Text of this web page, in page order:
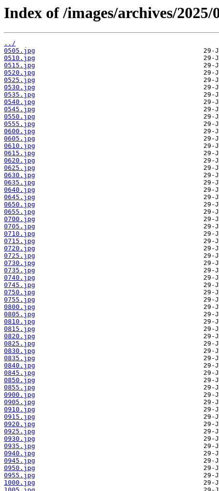
Index of /images/archives/2025/
../
0505.jpg
0510.jpg
0515.jpg
0520.jpg
0525.jpg
0530.jpg
0535.jpg
0540.jpg
0545.jpg
0550.jpg
0555.jpg
0600.jpg
0605.jpg
0610.jpg
0615.jpg
0620.jpg
0625.jpg
0630.jpg
0635.jpg
0640.jpg
0645.jpg
0650.jpg
0655.jpg
0700.jpg
0705.jpg
0710.jpg
0715.jpg
0720.jpg
0725.jpg
0730.jpg
0735.jpg
0740.jpg
0745.jpg
0750.jpg
0755.jpg
0800.jpg
0805.jpg
0810.jpg
0815.jpg
0820.jpg
0825.jpg
0830.jpg
0835.jpg
0840.jpg
0845.jpg
0850.jpg
0855.jpg
0900.jpg
0905.jpg
0910.jpg
0915.jpg
0920.jpg
0925.jpg
0930.jpg
0935.jpg
0940.jpg
0945.jpg
0950.jpg
0955.jpg
1000.jpg